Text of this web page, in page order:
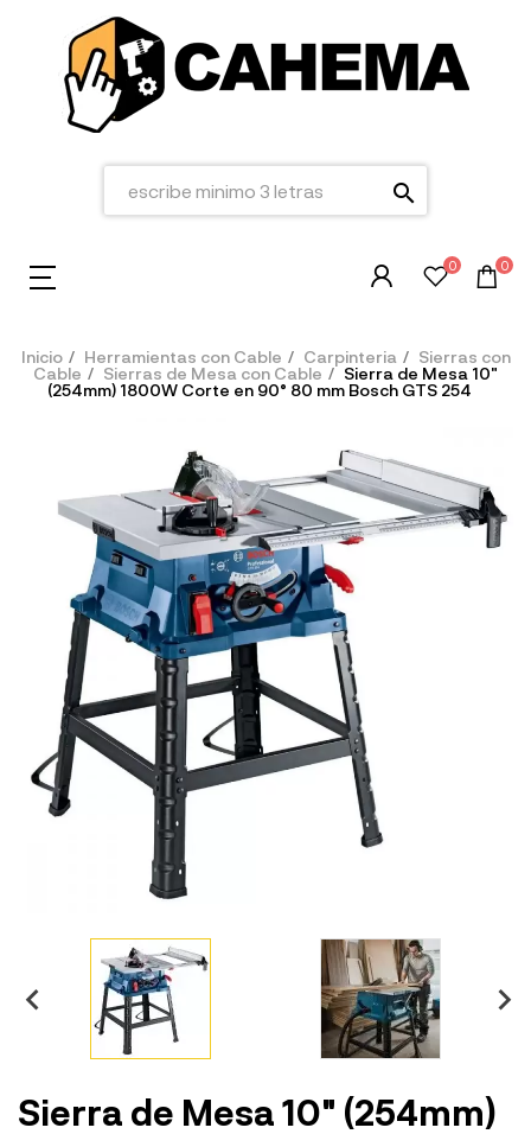
search
0 0
Inicio Herramientas con Cable Carpinteria
Sierras con
Cable
Sierras de Mesa con Cable
Sierra de Mesa 10"
(254mm) 1800W Corte en 90° 80 mm Bosch GTS 254
Sierra de Mesa 10" (254mm)